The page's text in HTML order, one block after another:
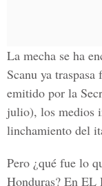
La mecha se ha
Scanu ya
emitido por la
julio), los medios
linchamiento del
Pero ¿qué fue lo
Honduras? En EL